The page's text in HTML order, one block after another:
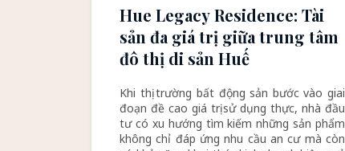
Hue Legacy Residence: Tài
sản đa giá trị giữa trung tâm
đô thị di sản Huế
Khi thị trường bất động sản bước vào giai
đoạn đề cao giá trị sử dụng thực, nhà đầu
tư có xu hướng tìm kiếm những sản phẩm
không chỉ đáp ứng nhu cầu an cư mà còn